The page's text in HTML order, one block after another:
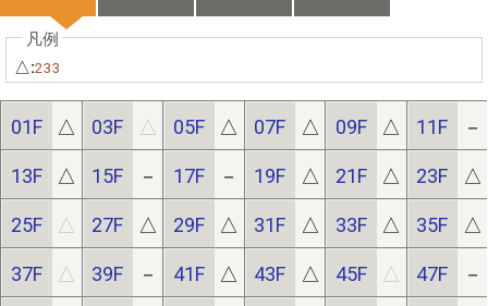
具合フォームよりご連絡ください。
≪位置情報の有効化≫
端末の許可設定とﾌﾞﾗｳｻﾞの許可設定が必
【端末の設定】(android)｢設定(歯車)｣⇒｢現在地情報｣⇒｢プライ
バシー｣/(iphone)｢設定(歯車)｣⇒｢プライバシー｣⇒｢現在地情報｣
で位置情報を｢ON｣
△:233
01F △ 03F △ 05F △ 07F △ 09F △ 11F
－
13F △ 15F － 17F － 19F △ 21F △ 23F
△
25F
△ 27F △ 29F △ 31F △ 33F △ 35F
△
37F
△ 39F － 41F △ 43F △ 45F △ 47F
－